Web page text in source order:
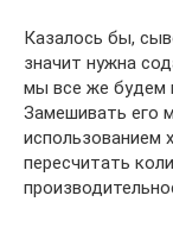
Казалось бы,
значит нужна
мы все же будем
Замешивать его
использованием
пересчитать